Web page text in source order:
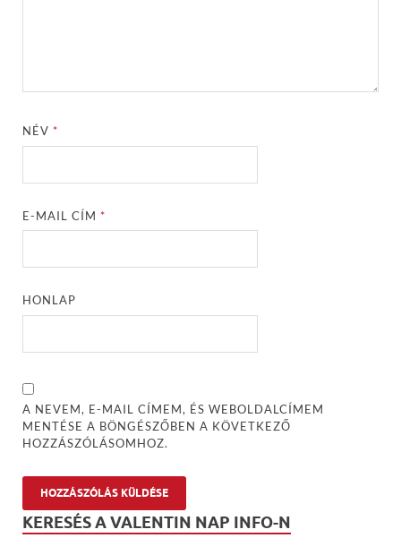
NÉV*
E-MAIL CÍM*
HONLAP
A NEVEM, E-MAIL CÍMEM, ÉS WEBOLDALCÍMEM
MENTÉSE A BÖNGÉSZŐBEN A KÖVETKEZŐ
HOZZÁSZÓLÁSOMHOZ.
KERESÉS A VALENTIN NAP INFO-N